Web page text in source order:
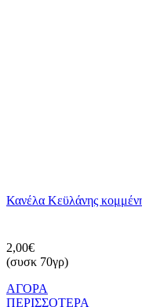
Κανέλα Κεϋλάνης
2,00€
(συσκ 70γρ)
ΑΓΟΡΑ
ΠΕΡΙΣΣΟΤΕΡΑ